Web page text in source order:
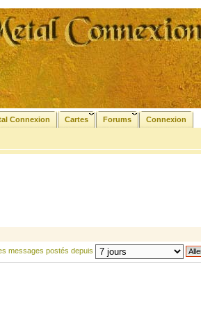
Connexion Cartes Forums Connexion
messages postés depuis